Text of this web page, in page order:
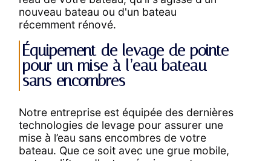
nouveau bateau ou d'un bateau
récemment rénové.
Équipement de levage de pointe
pour un mise à l’eau bateau
sans encombres
Notre entreprise est équipée des dernières
technologies de levage pour assurer une
mise à l’eau sans encombres de votre
bateau. Que ce soit avec une grue mobile,